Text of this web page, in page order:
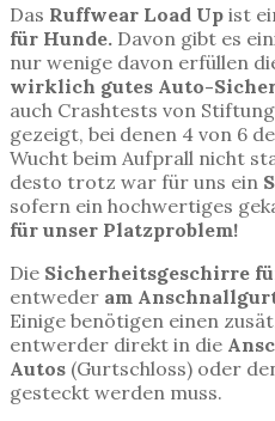
Das Ruffwear Load Up ist
für Hunde. Davon gibt es
nur wenige davon erfüllen
wirklich gutes Auto-
auch Crashtests von
gezeigt, bei denen 4 von 6
Wucht beim Aufprall nicht
desto trotz war für uns ein
sofern ein hochwertiges
für unser Platzproblem!
Die Sicherheitsgeschirre
entweder am
Einige benötigen einen
entwerder direkt in die
Autos (Gurtschloss) oder
gesteckt werden muss.